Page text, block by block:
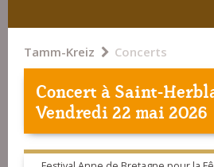
Tamm-Kreiz Concerts
Concert àSaint-
Vendredi 22 mai 2026